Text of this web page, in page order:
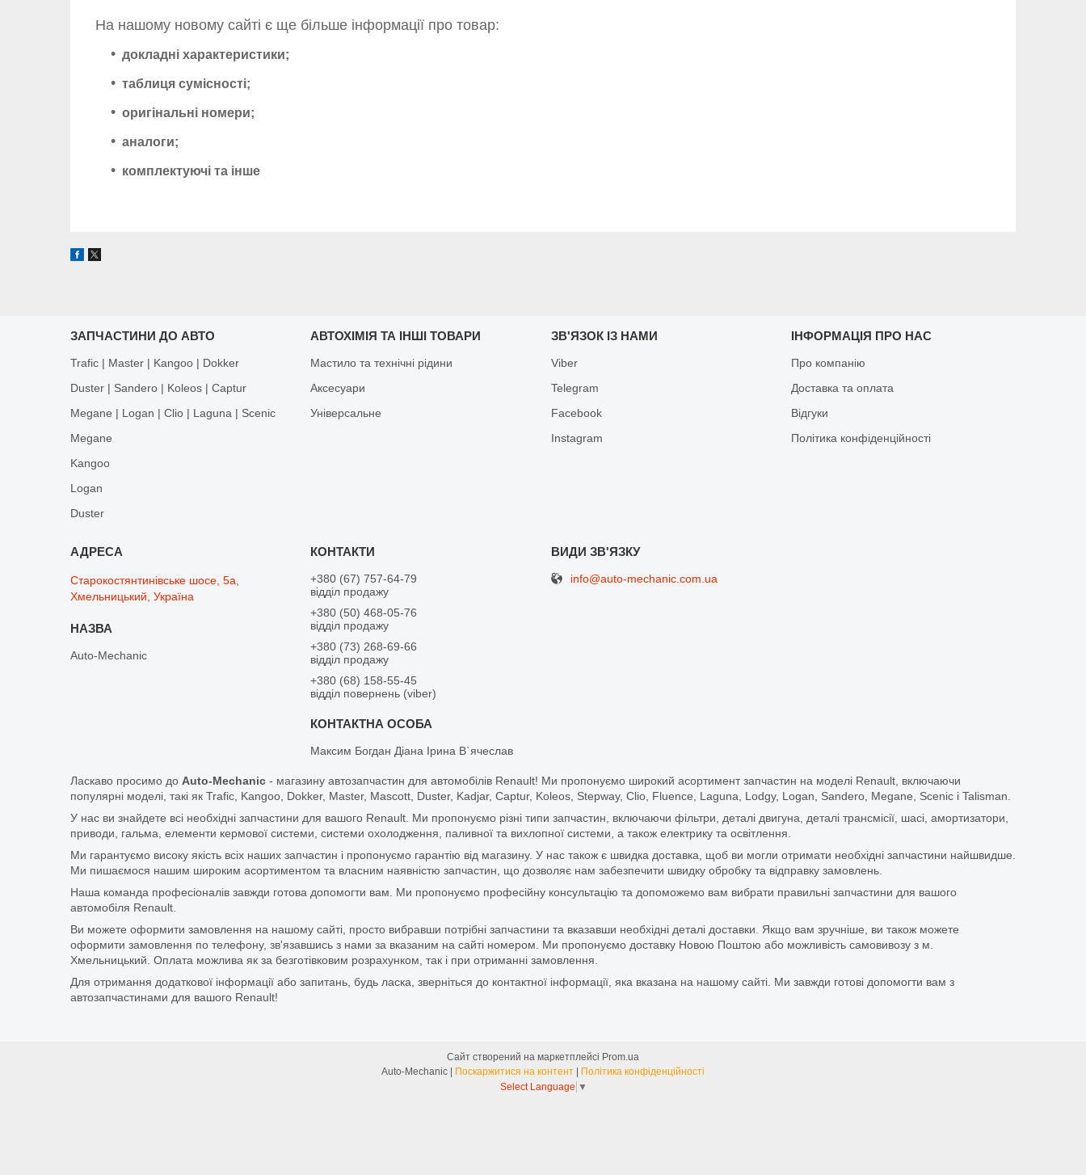
На нашому новому сайті є ще більше інформації про товар:
докладні характеристики;
таблиця сумісності;
оригінальні номери;
аналоги;
комплектуючі та інше
ЗАПЧАСТИНИ ДО АВТО
Trafic | Master | Kangoo | Dokker
Duster | Sandero | Koleos | Captur
Megane | Logan | Clio | Laguna | Scenic
Megane
Kangoo
Logan
Duster
АВТОХІМІЯ ТА ІНШІ ТОВАРИ
Мастило та технічні рідини
Аксесуари
Універсальне
ЗВ'ЯЗОК ІЗ НАМИ
Viber
Telegram
Facebook
Іnstagram
ІНФОРМАЦІЯ ПРО НАС
Про компанію
Доставка та оплата
Відгуки
Політика конфіденційності
Старокостянтинівське шосе, 5а,
Хмельницький, Україна
Auto-Mechanic
+380 (67) 757-64-79
відділ продажу
+380 (50) 468-05-76
відділ продажу
+380 (73) 268-69-66
відділ продажу
+380 (68) 158-55-45
відділ повернень (viber)
Максим Богдан Діана Ірина В`ячеслав
info@auto-mechanic.com.ua
Ласкаво просимо до Auto-Mechanic - магазину автозапчастин для автомобілів Renault! Ми пропонуємо широкий асортимент запчастин на моделі Renault, включаючи
популярні моделі, такі як Trafic, Kangoo, Dokker, Master, Mascott, Duster, Kadjar, Captur, Koleos, Stepway, Clio, Fluence, Laguna, Lodgy, Logan, Sandero, Megane, Scenic і Talisman.
У нас ви знайдете всі необхідні запчастини для вашого Renault. Ми пропонуємо різні типи запчастин, включаючи фільтри, деталі двигуна, деталі трансмісії, шасі, амортизатори,
приводи, гальма, елементи кермової системи, системи охолодження, паливної та вихлопної системи, а також електрику та освітлення.
Ми гарантуємо високу якість всіх наших запчастин і пропонуємо гарантію від магазину. У нас також є швидка доставка, щоб ви могли отримати необхідні запчастини найшвидше.
Ми пишаємося нашим широким асортиментом та власним наявністю запчастин, що дозволяє нам забезпечити швидку обробку та відправку замовлень.
Наша команда професіоналів завжди готова допомогти вам. Ми пропонуємо професійну консультацію та допоможемо вам вибрати правильні запчастини для вашого
автомобіля Renault.
Ви можете оформити замовлення на нашому сайті, просто вибравши потрібні запчастини та вказавши необхідні деталі доставки. Якщо вам зручніше, ви також можете
оформити замовлення по телефону, зв'язавшись з нами за вказаним на сайті номером. Ми пропонуємо доставку Новою Поштою або можливість самовивозу з м.
Хмельницький. Оплата можлива як за безготівковим розрахунком, так і при отриманні замовлення.
Для отримання додаткової інформації або запитань, будь ласка, зверніться до контактної інформації, яка вказана на нашому сайті. Ми завжди готові допомогти вам з
автозапчастинами для вашого Renault!
Сайт створений на маркетплейсі Prom.ua
Поскаржитися на контент
Політика конфіденційності
Select Language ▼